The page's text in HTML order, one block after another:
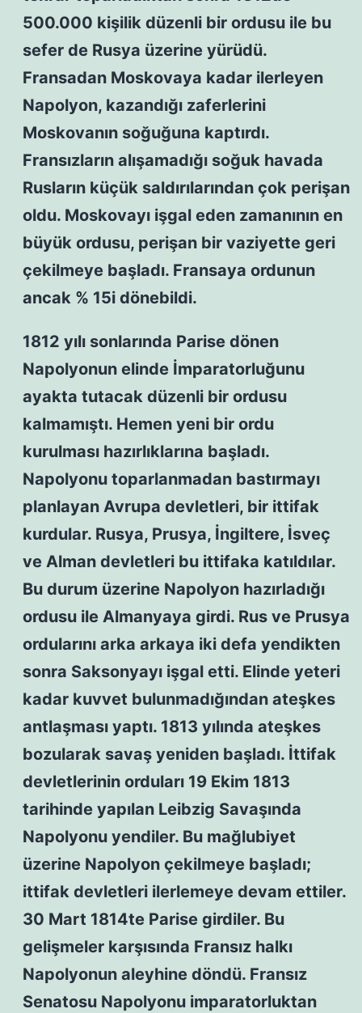
500.000 kişilik düzenli bir ordusu ile bu
sefer de Rusya üzerine yürüdü.
Fransadan Moskovaya kadar ilerleyen
Napolyon, kazandığı zaferlerini
Moskovanın soğuğuna kaptırdı.
Fransızların alışamadığı soğuk havada
Rusların küçük saldırılarından çok perişan
oldu. Moskovayı işgal eden zamanının en
büyük ordusu, perişan bir vaziyette geri
çekilmeye başladı. Fransaya ordunun
ancak % 15i dönebildi.
1812 yılı sonlarında Parise dönen
Napolyonun elinde İmparatorluğunu
ayakta tutacak düzenli bir ordusu
kalmamıştı. Hemen yeni bir ordu
kurulması hazırlıklarına başladı.
Napolyonu toparlanmadan bastırmayı
planlayan Avrupa devletleri, bir ittifak
kurdular. Rusya, Prusya, İngiltere, İsveç
ve Alman devletleri bu ittifaka katıldılar.
Bu durum üzerine Napolyon hazırladığı
ordusu ile Almanyaya girdi. Rus ve Prusya
ordularını arka arkaya iki defa yendikten
sonra Saksonyayı işgal etti. Elinde yeteri
kadar kuvvet bulunmadığından ateşkes
antlaşması yaptı. 1813 yılında ateşkes
bozularak savaş yeniden başladı. İttifak
devletlerinin orduları 19 Ekim 1813
tarihinde yapılan Leibzig Savaşında
Napolyonu yendiler. Bu mağlubiyet
üzerine Napolyon çekilmeye başladı;
ittifak devletleri ilerlemeye devam ettiler.
30 Mart 1814te Parise girdiler. Bu
gelişmeler karşısında Fransız halkı
Napolyonun aleyhine döndü. Fransız
Senatosu Napolyonu imparatorluktan